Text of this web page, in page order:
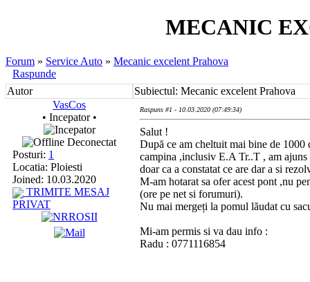
MECANIC
Forum » Service Auto » Mecanic excelent Prahova
Raspunde
Autor
Subiectul: Mecanic excelent Prahova
VasCos
• Incepator •
Deconectat
Posturi: 1
Locatia: Ploiesti
Joined: 10.03.2020
TRIMITE MESAJ
PRIVAT
Raspuns #1 - 10.03.2020 (07:49:34)
Salut !
După ce am cheltuit mai bine de
campina ,inclusiv E.A Tr..T , am
doar ca a constatat ce are dar a si
M-am hotarat sa ofer acest pont ,nu
(ore pe net si forumuri).
Nu mai mergeți la pomul lăudat cu
Mi-am permis si va dau info :
Radu : 0771116854